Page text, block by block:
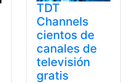
TDT
Channels
cientos de
canales de
televisión
gratis